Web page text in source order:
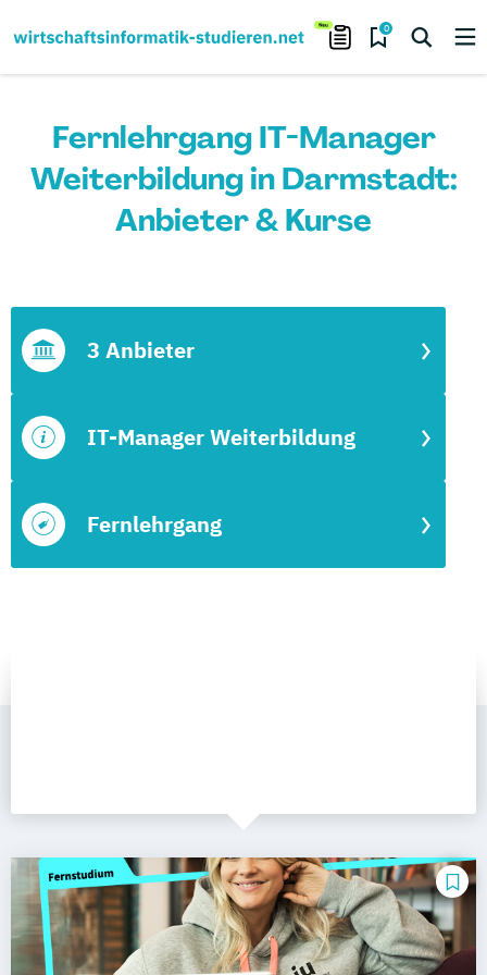
0
Fernlehrgang IT-Manager
Weiterbildung in Darmstadt:
Anbieter & Kurse
Fernlehrgang
IT-Manager Weiterbildung
3 Anbieter